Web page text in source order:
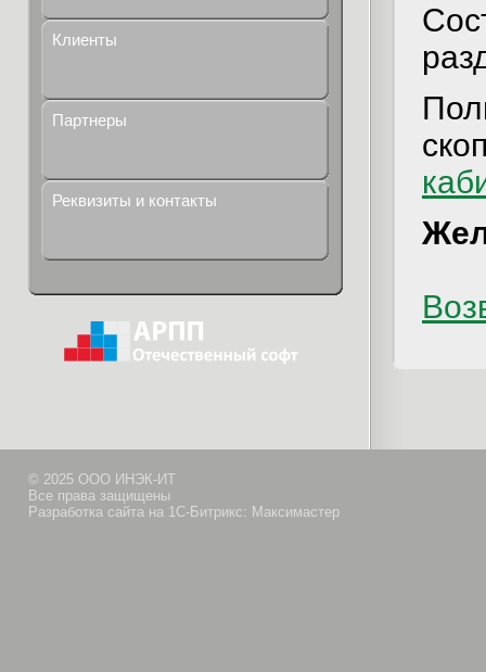
Клиенты
Партнеры
Реквизиты и контакты
© 2025 ООО ИНЭК-ИТ
Все права защищены
Разработка сайта на 1С-Битрикс: Максимастер